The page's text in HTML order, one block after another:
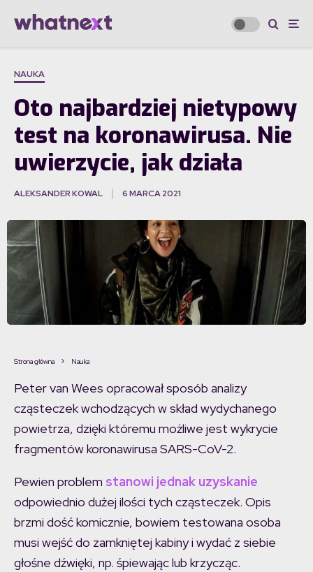
NAUKA
Oto najbardziej nietypowy
test na koronawirusa. Nie
uwierzycie, jak działa
ALEKSANDER KOWAL 6 MARCA 2021
Strona główna Nauka
Peter van Wees opracował sposób analizy
cząsteczek wchodzących w skład wydychanego
powietrza, dzięki któremu możliwe jest wykrycie
fragmentów koronawirusa SARS-CoV-2.
Pewien problem stanowi jednak uzyskanie
odpowiednio dużej ilości tych cząsteczek. Opis
brzmi dość komicznie, bowiem testowana osoba
musi wejść do zamkniętej kabiny i wydać z siebie
głośne dźwięki, np. śpiewając lub krzycząc.